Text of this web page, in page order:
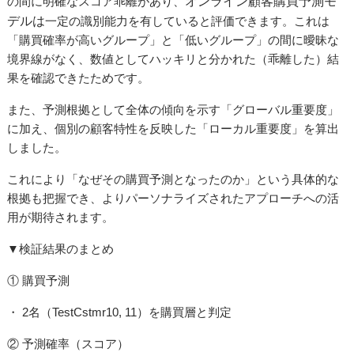
デルは一定の識別能力を有していると評価できます。これは
「購買確率が高いグループ」と「低いグループ」の間に曖昧な
境界線がなく、数値としてハッキリと分かれた（乖離した）結
果を確認できたためです。
また、予測根拠として全体の傾向を示す「グローバル重要度」
に加え、個別の顧客特性を反映した「ローカル重要度」を算出
しました。
これにより「なぜその購買予測となったのか」という具体的な
根拠も把握でき、よりパーソナライズされたアプローチへの活
用が期待されます。
▼検証結果のまとめ
① 購買予測
・ 2名（TestCstmr10, 11）を購買層と判定
② 予測確率（スコア）